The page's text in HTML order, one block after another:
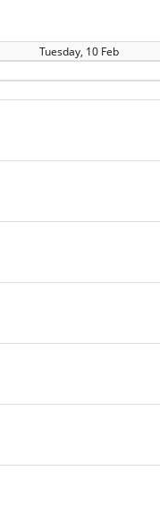
Tuesday, 10 Feb